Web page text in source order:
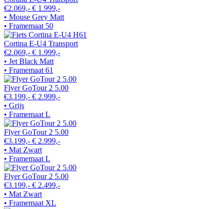
€2.069,- € 1.999,-
• Mouse Grey Matt
• Framemaat 50
Cortina E-U4 Transport
€2.069,- € 1.999,-
• Jet Black Matt
• Framemaat 61
Flyer GoTour 2 5.00
€3.199,- € 2.999,-
• Grijs
• Framemaat L
Flyer GoTour 2 5.00
€3.199,- € 2.999,-
• Mat Zwart
• Framemaat L
Flyer GoTour 2 5.00
€3.199,- € 2.499,-
• Mat Zwart
• Framemaat XL